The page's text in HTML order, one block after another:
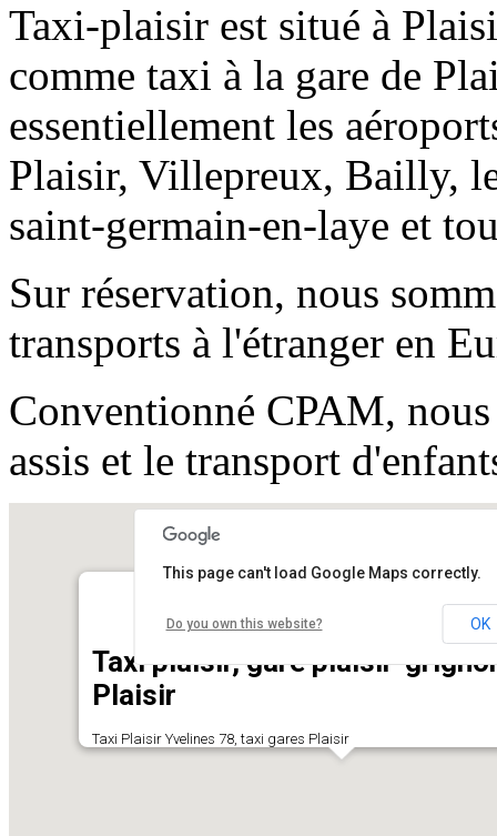
Taxi-plaisir est situé à
comme taxi à la gare de
essentiellement les
Plaisir, Villepreux, Bailly,
saint-germain-en-laye et
Sur réservation, nous
transports à l'étranger en
Conventionné CPAM,
assis et le transport
Taxi plaisir, gare plaisir-
Plaisir
Taxi Plaisir Yvelines 78, taxi gares Plaisir
This page can't load Google Maps correctly.
Do you own this website? OK